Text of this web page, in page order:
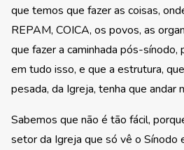
que temos que fazer as coisas,
REPAM, COICA, os povos, as
que fazer a caminhada pós-sínodo,
em tudo isso, e que a estrutura,
pesada, da Igreja, tenha que andar
Sabemos que não é tão fácil,
setor da Igreja que só vê o Sínodo